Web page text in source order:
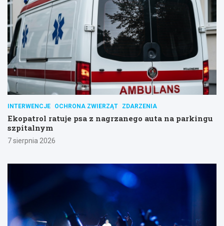
INTERWENCJE OCHRONA ZWIERZĄT ZDARZENIA
Ekopatrol ratuje psa z nagrzanego auta na parkingu
szpitalnym
7 sierpnia 2026